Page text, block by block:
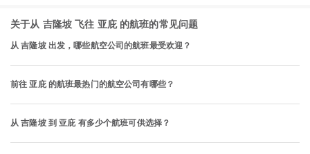
关于从 吉隆坡 飞往 亚庇 的航班的常见问题
从 吉隆坡 出发，哪些航空公司的航班最受欢迎？
前往 亚庇 的航班最热门的航空公司有哪些？
从 吉隆坡 到 亚庇 有多少个航班可供选择？